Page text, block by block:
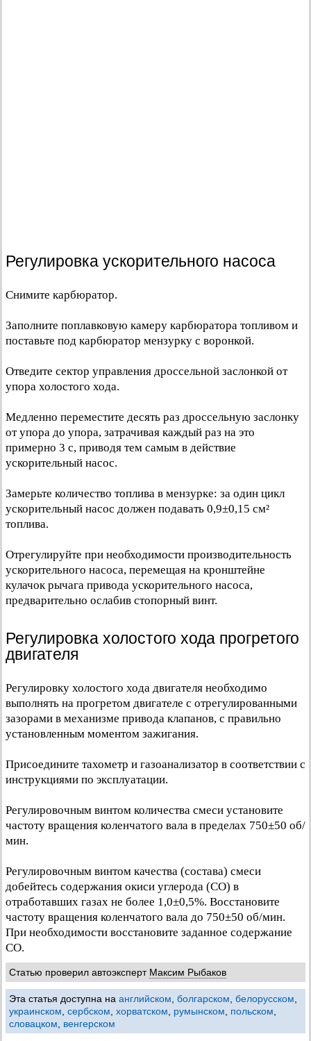
Регулировка ускорительного насоса
Снимите карбюратор.
Заполните поплавковую камеру карбюратора топливом и
поставьте под карбюратор мензурку с воронкой.
Отведите сектор управления дроссельной заслонкой от
упора холостого хода.
Медленно переместите десять раз дроссельную заслонку
от упора до упора, затрачивая каждый раз на это
примерно 3 с, приводя тем самым в действие
ускорительный насос.
Замерьте количество топлива в мензурке: за один цикл
ускорительный насос должен подавать 0,9±0,15 см²
топлива.
Отрегулируйте при необходимости производительность
ускорительного насоса, перемещая на кронштейне
кулачок рычага привода ускорительного насоса,
предварительно ослабив стопорный винт.
Регулировка холостого хода прогретого
двигателя
Регулировку холостого хода двигателя необходимо
выполнять на прогретом двигателе с отрегулированными
зазорами в механизме привода клапанов, с правильно
установленным моментом зажигания.
Присоедините тахометр и газоанализатор в соответствии с
инструкциями по эксплуатации.
Регулировочным винтом количества смеси установите
частоту вращения коленчатого вала в пределах 750±50 об/
мин.
Регулировочным винтом качества (состава) смеси
добейтесь содержания окиси углерода (СО) в
отработавших газах не более 1,0±0,5%. Восстановите
частоту вращения коленчатого вала до 750±50 об/мин.
При необходимости восстановите заданное содержание
СО.
Статью проверил автоэксперт Максим Рыбаков
Эта статья доступна на английском болгарском белорусском
украинском сербском хорватском румынском польском
словацком
венгерском